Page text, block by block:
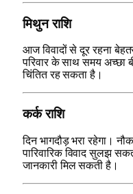
मिथुन राशि
आज विवादों से दूर रहना
परिवार के साथ समय अच्छा
चिंतित रह सकता है।
कर्क राशि
दिन भागदौड़ भरा रहेगा।
पारिवारिक विवाद सुलझ
जानकारी मिल सकती है।